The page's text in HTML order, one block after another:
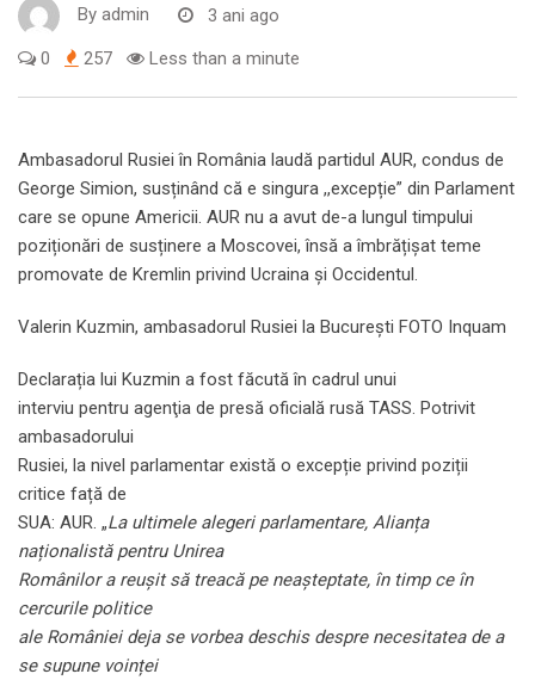
By admin 3 ani ago
0 257 Less than a minute
Ambasadorul Rusiei în România laudă partidul AUR, condus de
George Simion, susținând că e singura ,,excepție” din Parlament
care se opune Americii. AUR nu a avut de-a lungul timpului
poziționări de susținere a Moscovei, însă a îmbrățișat teme
promovate de Kremlin privind Ucraina și Occidentul.
Valerin Kuzmin, ambasadorul Rusiei la București FOTO Inquam
Declarația lui Kuzmin a fost făcută în cadrul unui
interviu pentru agenţia de presă oficială rusă TASS. Potrivit
ambasadorului
Rusiei, la nivel parlamentar există o excepție privind poziții
critice față de
SUA: AUR. „La ultimele alegeri parlamentare, Alianța
naționalistă pentru Unirea
Românilor a reușit să treacă pe neașteptate, în timp ce în
cercurile politice
ale României deja se vorbea deschis despre necesitatea de a
se supune voinței